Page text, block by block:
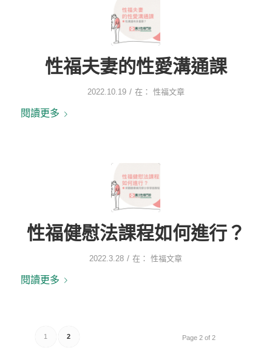
性福夫妻的性愛溝通課
2022.10.19 / 在： 性福文章
閱讀更多
性福健慰法課程如何進行？
2022.3.28 / 在：性福文章
閱讀更多
Page 2 of 2
1 2